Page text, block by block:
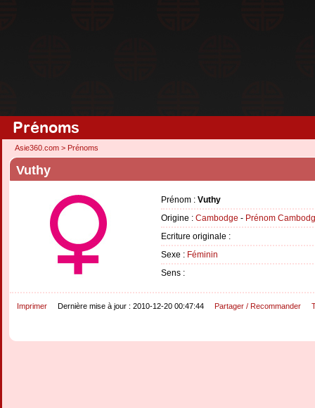
Prénoms
Asie360.com > Prénoms
Vuthy
Prénom : Vuthy
Origine : Cambodge - Prénom
Ecriture originale :
Sexe : Féminin
Sens :
Imprimer Dernière mise à jour : 2010-12-20 00:47:44 Partager / Recommander